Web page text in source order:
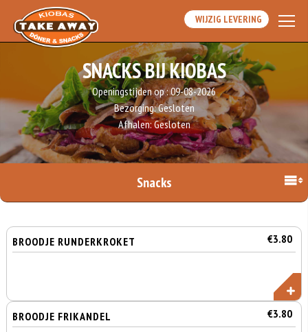
WIJZIG LEVERING
SNACKS BIJ KIOBAS
Openingstijden op :09-08-2026
Bezorging:Gesloten
Afhalen:Gesloten
Snacks
BROODJE RUNDERKROKET €3.80
BROODJE FRIKANDEL €3.80